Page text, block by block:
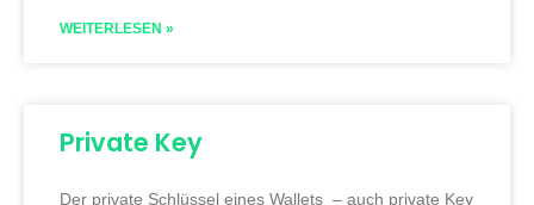
WEITERLESEN »
Private Key
Der private Schlüssel eines Wallets – auch private Key